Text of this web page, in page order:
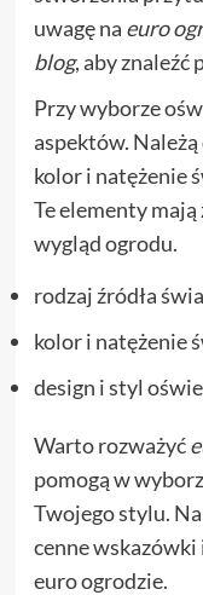
uwagę na euro
blog, aby znaleźć
Przy wyborze
aspektów. Należą
kolor i natężenie
Te elementy mają
wygląd ogrodu.
rodzaj źródła
kolor i natężenie
design i styl
Warto rozważyć
pomogą w
Twojego stylu. Na
cenne
euro ogrodzie.